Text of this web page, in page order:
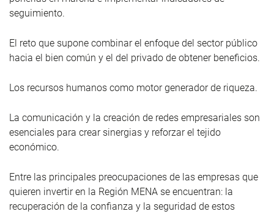
seguimiento.
El reto que supone combinar el enfoque del sector público
hacia el bien común y el del privado de obtener beneficios.
Los recursos humanos como motor generador de riqueza.
La comunicación y la creación de redes empresariales son
esenciales para crear sinergias y reforzar el tejido
económico.
Entre las principales preocupaciones de las empresas que
quieren invertir en la Región MENA se encuentran: la
recuperación de la confianza y la seguridad de estos